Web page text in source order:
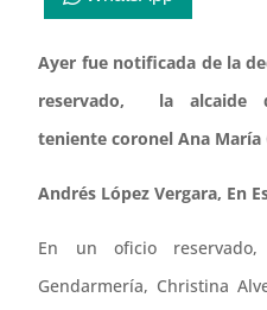
Ayer fue notificada de la
reservado, la alcaide
teniente coronel Ana María
Andrés López Vergara, En
En un oficio
Gendarmería, Christina